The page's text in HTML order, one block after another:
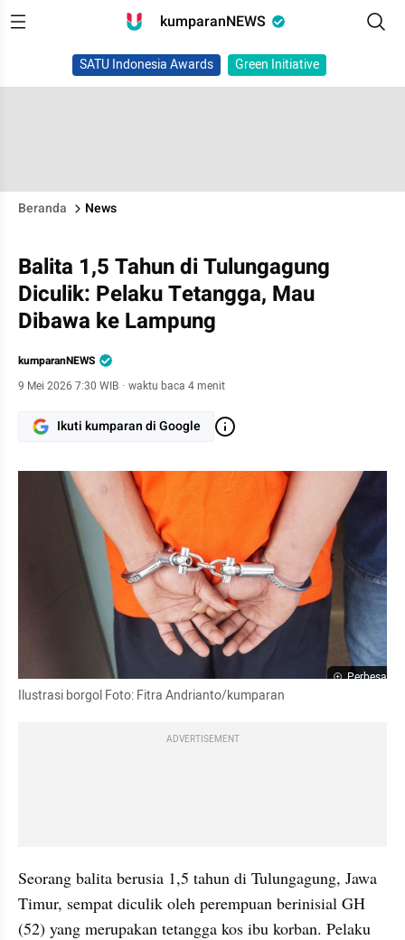
kumparanNEWS
SATU Indonesia Awards Green Initiative
Beranda News
Balita 1,5 Tahun di Tulungagung
Diculik: Pelaku Tetangga, Mau
Dibawa ke Lampung
kumparanNEWS
9 Mei 2026 7:30 WIB · waktu baca 4 menit
Ikuti kumparan di Google
Perbesar
Ilustrasi borgol Foto: Fitra Andrianto/kumparan
ADVERTISEMENT
Seorang balita berusia 1,5 tahun di Tulungagung, Jawa
Timur, sempat diculik oleh perempuan berinisial GH
(52) yang merupakan tetangga kos ibu korban. Pelaku